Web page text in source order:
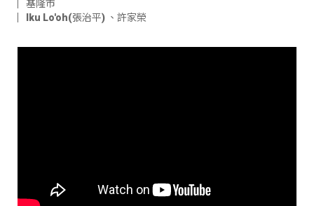
基隆市
Iku Lo'oh(張治平) 、 許家榮